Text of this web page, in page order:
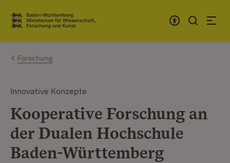
Zum Inhalt springen
Link zur Startseite
Forschung
Innovative Konzepte
Kooperative Forschung an
der Dualen Hochschule
Baden-Württemberg